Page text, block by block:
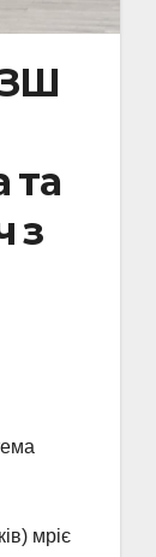
та
з
мріє